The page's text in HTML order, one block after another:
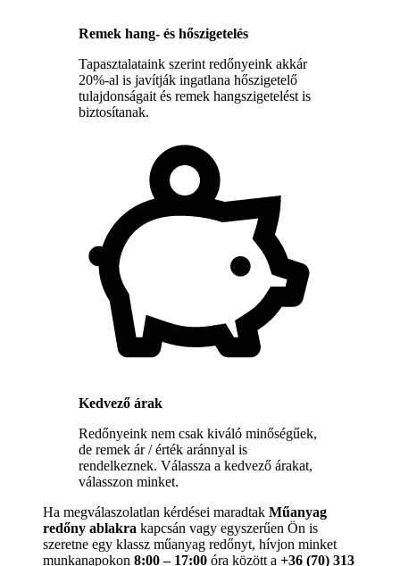
Remek hang- és hőszigetelés
Tapasztalataink szerint redőnyeink akkár
20%-al is javítják ingatlana hőszigetelő
tulajdonságait és remek hangszigetelést is
biztosítanak.
Kedvező árak
Redőnyeink nem csak kiváló minőségűek,
de remek ár / érték aránnyal is
rendelkeznek. Válassza a kedvező árakat,
válasszon minket.
Ha megválaszolatlan kérdései maradtak Műanyag
redőny ablakra kapcsán vagy egyszerűen Ön is
szeretne egy klassz műanyag redőnyt, hívjon minket
munkanapokon 8:00 – 17:00 óra között a +36 (70) 313